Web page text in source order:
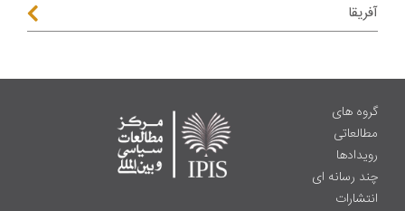
آفریقا
گروه های
مطالعاتی
رویدادها
چند رسانه ای
انتشارات